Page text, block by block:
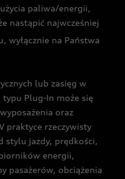
paliwa/energii,
nastąpić najwcześniej
wyłącznie na Państwa
lub zasięg w
Plug-In może się
oraz
praktyce rzeczywisty
stylu jazdy, prędkości,
energii,
pasażerów, obciążenia